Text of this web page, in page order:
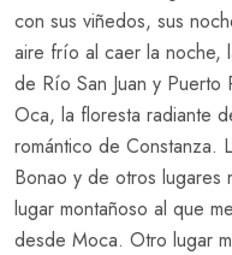
con sus viñedos, sus
aire frío al caer la noche,
de Río San Juan y Puerto
Oca, la floresta radiante
romántico de Constanza.
Bonao y de otros lugares
lugar montañoso al que
desde Moca. Otro lugar